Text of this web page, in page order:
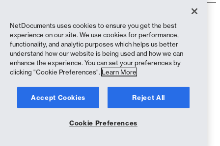
Personvernerklæring
Personvernerklæring (innbyggere i California)
Anti-slaveri-erklæring
Informasjonskapsler
Samsvar
Opphavsrett © 2026 NetDocuments Software, Inc. Alle rettigheter
NetDocuments uses cookies to ensure you get the best
experience on our site. We use cookies for performance,
functionality, and analytic purposes which helps us better
understand how our website is being used and how we can
enhance the experience. You can set your preferences by
clicking "Cookie Preferences". Learn More
Accept Cookies Reject All
Cookie Preferences